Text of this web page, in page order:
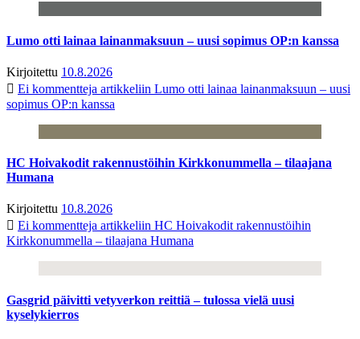
Lumo otti lainaa lainanmaksuun – uusi sopimus OP:n kanssa
Kirjoitettu 10.8.2026
Ei kommentteja artikkeliin Lumo otti lainaa lainanmaksuun – uusi
sopimus OP:n kanssa
HC Hoivakodit rakennustöihin Kirkkonummella – tilaajana
Humana
Kirjoitettu 10.8.2026
Ei kommentteja artikkeliin HC Hoivakodit rakennustöihin
Kirkkonummella – tilaajana Humana
Gasgrid päivitti vetyverkon reittiä – tulossa vielä uusi
kyselykierros